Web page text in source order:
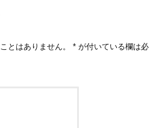
とはありません。 * が付いている欄は必